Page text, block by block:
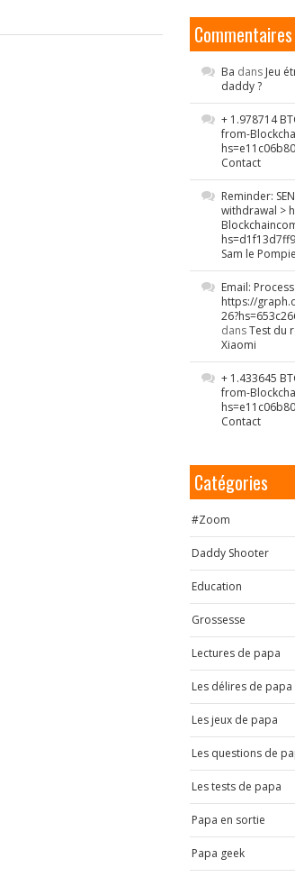
Ba dans Jeu
daddy ?
+ 1.978714
from-
Contact
Reminder:
withdrawal >
Sam le
Email:
https://
dansTest du
Xiaomi
+ 1.433645
from-
Contact
Catégories
#Zoom
Daddy Shooter
Education
Grossesse
Lectures de papa
Les délires de papa
Les jeux de papa
Les questions de
Les tests de papa
Papa en sortie
Papa geek